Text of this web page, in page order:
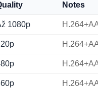
Notes
1080p